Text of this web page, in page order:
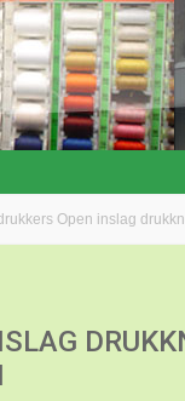
Open inslag